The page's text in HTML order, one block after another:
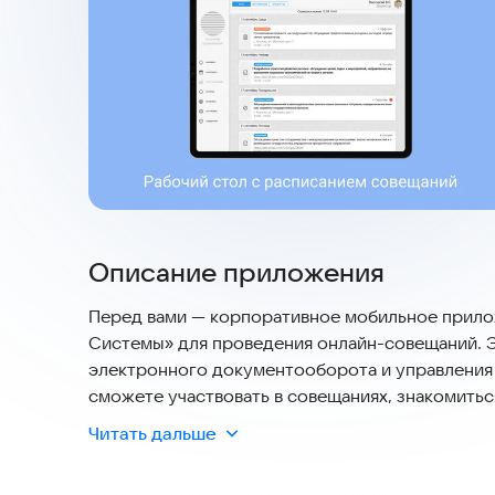
Описание приложения
Перед вами — корпоративное мобильное
Системы» для проведения онлайн-совещаний.
электронного документооборота и
сможете участвовать в совещаниях,
файлы, связанные с совещанием. Кроме того, в
комментарии (мнения) и голосовать по
Читать дальше